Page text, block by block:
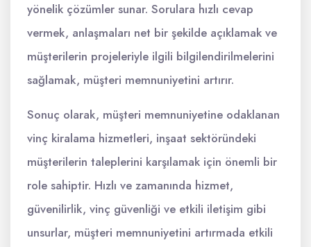
yönelik çözümler sunar. Sorulara hızlı cevap
vermek, anlaşmaları net bir şekilde açıklamak ve
müşterilerin projeleriyle ilgili bilgilendirilmelerini
sağlamak, müşteri memnuniyetini artırır.
Sonuç olarak, müşteri memnuniyetine odaklanan
vinç kiralama hizmetleri, inşaat sektöründeki
müşterilerin taleplerini karşılamak için önemli bir
role sahiptir. Hızlı ve zamanında hizmet,
güvenilirlik, vinç güvenliği ve etkili iletişim gibi
unsurlar, müşteri memnuniyetini artırmada etkili